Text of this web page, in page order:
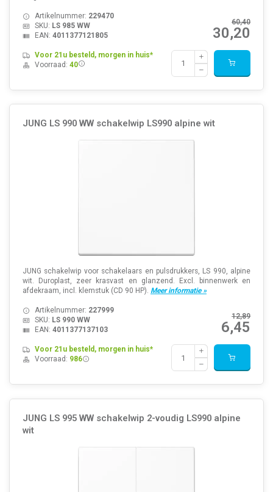
60,40
30,20
Artikelnummer: 229470
SKU: LS 985 WW
EAN: 4011377121805
Voor 21u besteld, morgen in huis*
Voorraad: 40
JUNG LS 990 WW schakelwip LS990 alpine wit
JUNG schakelwip voor schakelaars en pulsdrukkers, LS 990, alpine
wit. Duroplast, zeer krasvast en glanzend. Excl. binnenwerk en
afdekraam, incl. klemstuk (CD 90 HP). Meer informatie »
12,89
6,45
Artikelnummer: 227999
SKU: LS 990 WW
EAN: 4011377137103
Voor 21u besteld, morgen in huis*
Voorraad: 986
JUNG LS 995 WW schakelwip 2-voudig LS990 alpine
wit